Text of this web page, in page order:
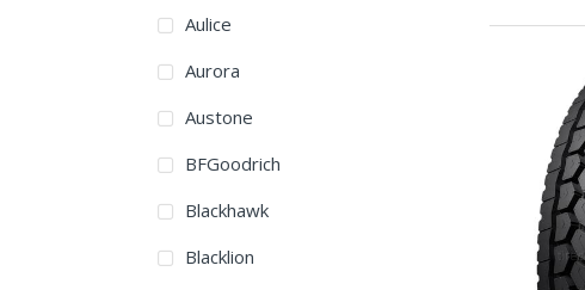
Aulice
Aurora
Austone
BFGoodrich
Blackhawk
Blacklion